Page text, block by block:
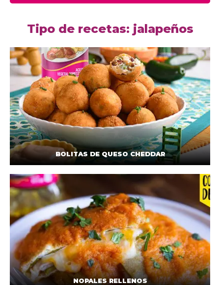
Tipo de recetas: jalapeños
BOLITAS DE QUESO CHEDDAR
NOPALES RELLENOS